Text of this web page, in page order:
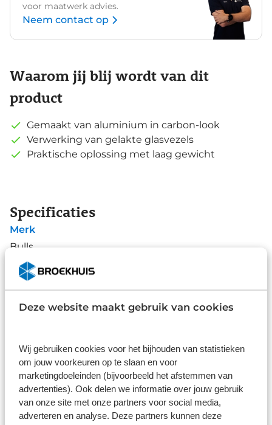
Deze website maakt gebruik van cookies
Wij gebruiken cookies voor het bijhouden van statistieken
om jouw voorkeuren op te slaan en voor
marketingdoeleinden (bijvoorbeeld het afstemmen van
advertenties). Ook delen we informatie over jouw gebruik
van onze site met onze partners voor social media,
adverteren en analyse. Deze partners kunnen deze
voor maatwerk advies.
Neem contact op
Waarom jij blij wordt van dit
product
Gemaakt van aluminium in carbon-look
Verwerking van gelakte glasvezels
Praktische oplossing met laag gewicht
Specificaties
Merk
Bulls
Type
Bidons en bidonhouders
Alle specificaties
De specificaties en onderdelen zijn gegeven op basis van aanlevering
van de leverancier. Op basis van beschikbaarheid of wijzigingen bij de
leverancier kunnen specificaties afwijken.